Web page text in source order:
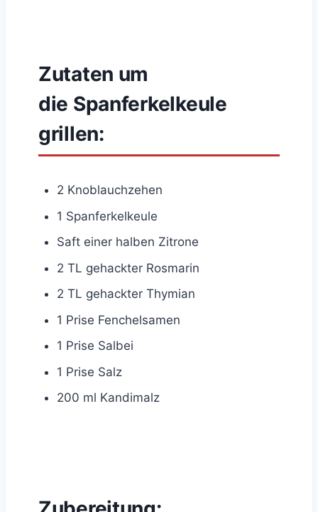
Zutaten um
die Spanferkelkeule
grillen:
2 Knoblauchzehen
1 Spanferkelkeule
Saft einer halben Zitrone
2 TL gehackter Rosmarin
2 TL gehackter Thymian
1 Prise Fenchelsamen
1 Prise Salbei
1 Prise Salz
200 ml Kandimalz